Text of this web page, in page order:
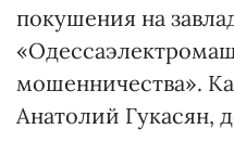
покушения на
мошенничества».
Анатолий Гукасян,